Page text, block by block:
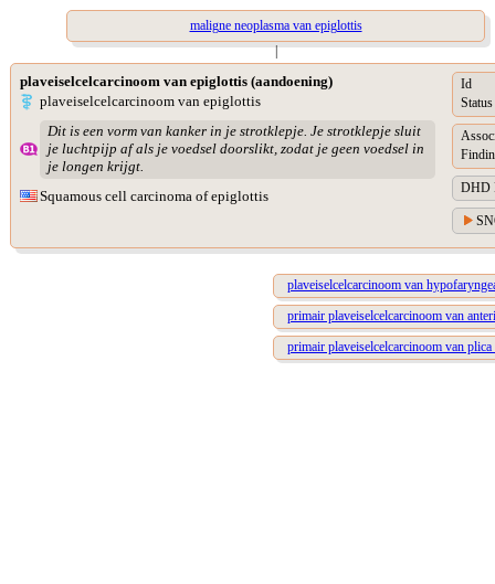
maligne neoplasma van epiglottis
|
plaveiselcelcarcinoom van epiglottis (aandoening)
plaveiselcelcarcinoom van epiglottis
Dit is een vorm van kanker in je strotklepje. Je strotklepje sluit
je luchtpijp af als je voedsel doorslikt, zodat je geen voedsel in
je longen krijgt.
Squamous cell carcinoma of epiglottis
Id
Status
DHD
plaveiselcelcarcinoom van
primair plaveiselcelcarcinoom van
primair plaveiselcelcarcinoom van